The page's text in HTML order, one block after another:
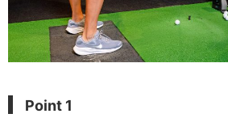
Point 1